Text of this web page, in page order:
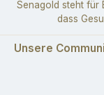
Senagold steht für
dass
Unsere